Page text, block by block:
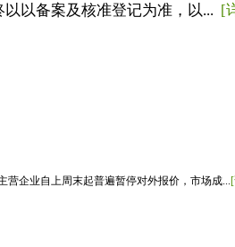
以备案及核准登记为准，以... [
企业自上周末起普遍暂停对外报价，市场成...